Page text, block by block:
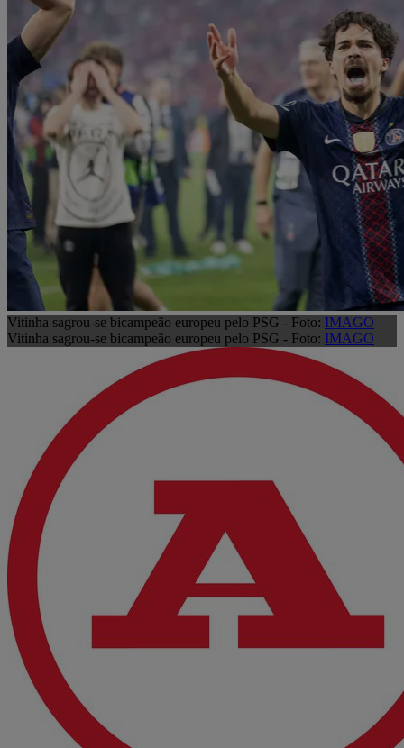
Vitinha sagrou-se bicampeão europeu pelo PSG - Foto: IMAGO
Vitinha sagrou-se bicampeão europeu pelo PSG - Foto: IMAGO